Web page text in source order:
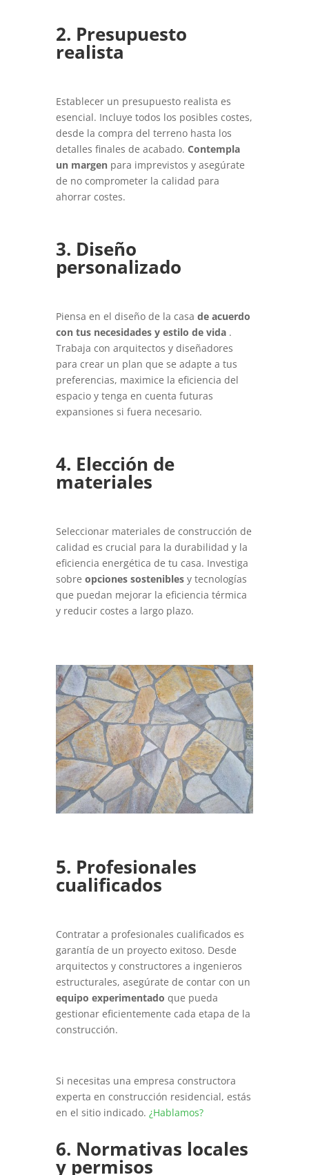
2. Presupuesto
realista
Establecer un presupuesto realista es
esencial. Incluye todos los posibles costes,
desde la compra del terreno hasta los
detalles finales de acabado. Contempla
un margenpara imprevistos y asegúrate
de no comprometer la calidad para
ahorrar costes.
3. Diseño
personalizado
Piensa en el diseño de la casa de acuerdo
con tus necesidades y estilo de vida.
Trabaja con arquitectos y diseñadores
para crear un plan que se adapte a tus
preferencias, maximice la eficiencia del
espacio y tenga en cuenta futuras
expansiones si fuera necesario.
4. Elección de
materiales
Seleccionar materiales de construcción de
calidad es crucial para la durabilidad y la
eficiencia energética de tu casa. Investiga
sobre opciones sosteniblesy tecnologías
que puedan mejorar la eficiencia térmica
y reducir costes a largo plazo.
5. Profesionales
cualificados
Contratar a profesionales cualificados es
garantía de un proyecto exitoso. Desde
arquitectos y constructores a ingenieros
estructurales, asegúrate de contar con un
equipo experimentado que pueda
gestionar eficientemente cada etapa de la
construcción.
Si necesitas una empresa constructora
experta en construcción residencial, estás
en el sitio indicado. ¿Hablamos?
6. Normativas locales
y permisos